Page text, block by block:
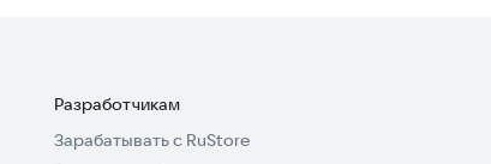
Разработчикам
Зарабатывать с RuStore